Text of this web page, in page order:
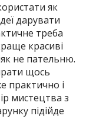
як
дарувати
треба
красиві
не пательню.
щось
практично і
мистецтва з
підійде